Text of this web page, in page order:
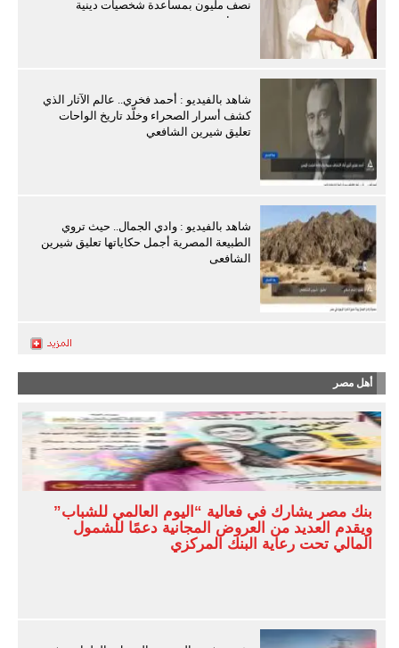
نصف مليون بمساعدة شخصيات دينية
سودانية
شاهد بالفيديو : أحمد فخري.. عالم الآثار الذي
كشف أسرار الصحراء وخلّد تاريخ الواحات
تعليق شيرين الشافعي
شاهد بالفيديو : وادي الجمال.. حيث تروي
الطبيعة المصرية أجمل حكاياتها تعليق شيرين
الشافعى
أهل مصر
بنك مصر يشارك في فعالية “اليوم العالمي للشباب”
ويقدم العديد من العروض المجانية دعمًا للشمول
المالي تحت رعاية البنك المركزي